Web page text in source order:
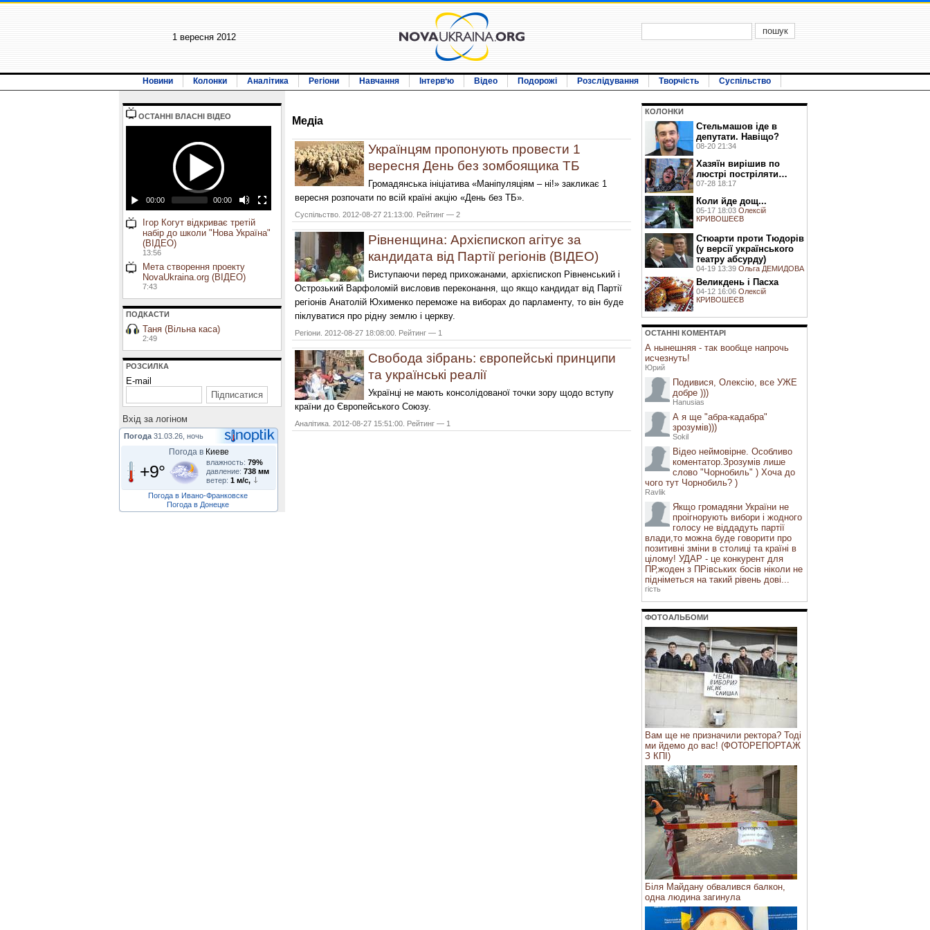
1 вересня 2012
Новини Колонки Аналітика Регіони Навчання Інтерв‘ю Відео Подорожі Розслідування Творчість Суспільство
ОСТАННI ВЛАСНI ВIДЕО
00:00 00:00
Ігор Когут відкриває третій
набір до школи "Нова Україна"
(ВІДЕО)
13:56
Мета створення проекту
NovaUkraina.org (ВІДЕО)
7:43
ПОДКАСТИ
Таня (Вільна каса)
2:49
РОЗСИЛКА
E-mail
Вхiд за логiном
Погода 31.03.26, ночь
Погода в Киеве
+9° влажность: 79%
давление: 738 мм
ветер: 1 м/с,
Погода в Ивано-Франковске
Погода в Донецке
Медiа
Українцям пропонують провести 1
вересня День без зомбоящика ТБ
Громадянська ініціатива «Маніпуляціям – ні!» закликає 1
вересня розпочати по всій країні акцію «День без ТБ».
Суспільство. 2012-08-27 21:13:00. Рейтинг — 2
Рівненщина: Архієпископ агітує за
кандидата від Партії регіонів (ВІДЕО)
Виступаючи перед прихожанами, архієпископ Рівненський і
Острозький Варфоломій висловив переконання, що якщо кандидат від Партії
регіонів Анатолій Юхименко переможе на виборах до парламенту, то він буде
піклуватися про рідну землю і церкву.
Регіони. 2012-08-27 18:08:00. Рейтинг — 1
Свобода зібрань: європейські принципи
та українські реалії
Українці не мають консолідованої точки зору щодо вступу
країни до Європейського Союзу.
Аналітика. 2012-08-27 15:51:00. Рейтинг — 1
КОЛОНКИ
Стельмашов іде в
депутати. Навіщо?
08-20 21:34
Хазяїн вирішив по
люстрі постріляти…
07-28 18:17
Коли йде дощ...
05-17 18:03 Олексій
КРИВОШЕЄВ
Стюарти проти Тюдорів
(у версії українського
театру абсурду)
04-19 13:39 Ольга ДЕМИДОВА
Великдень і Пасха
04-12 16:06 Олексій
КРИВОШЕЄВ
ОСТАННI КОМЕНТАРI
А нынешняя - так вообще напрочь
исчезнуть!
Юрий
Подивися, Олексію, все УЖЕ
добре )))
Hanusias
А я ще "абра-кадабра"
зрозумів)))
Sokil
Відео неймовірне. Особливо
коментатор.Зрозумів лише
слово "Чорнобиль" ) Хоча до
чого тут Чорнобиль? )
Ravlik
Якщо громадяни України не
проігнорують вибори і жодного
голосу не віддадуть партії
влади,то можна буде говорити про
позитивні зміни в столиці та країні в
цілому! УДАР - це конкурент для
ПР,жоден з ПРівських босів ніколи не
підніметься на такий рівень дові...
гість
ФОТОАЛЬБОМИ
Вам ще не призначили ректора? Тоді
ми йдемо до вас! (ФОТОРЕПОРТАЖ
З КПІ)
Біля Майдану обвалився балкон,
одна людина загинула